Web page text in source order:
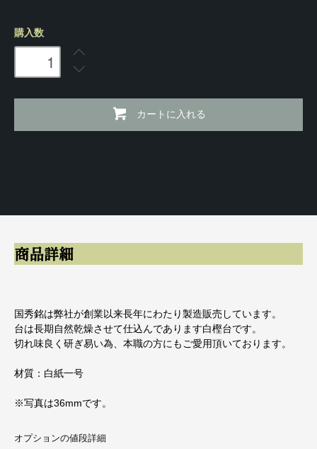
購入数
カートに入れる
商品詳細
国秀銘は弊社が創業以来長年にわたり製造販売しています。
台は長期自然乾燥させて仕込んであります白樫台です。
切れ味良く研ぎ易い為、本職の方にもご愛用頂いております。
材質：白紙一号
※写真は36mmです。
オプションの値段詳細